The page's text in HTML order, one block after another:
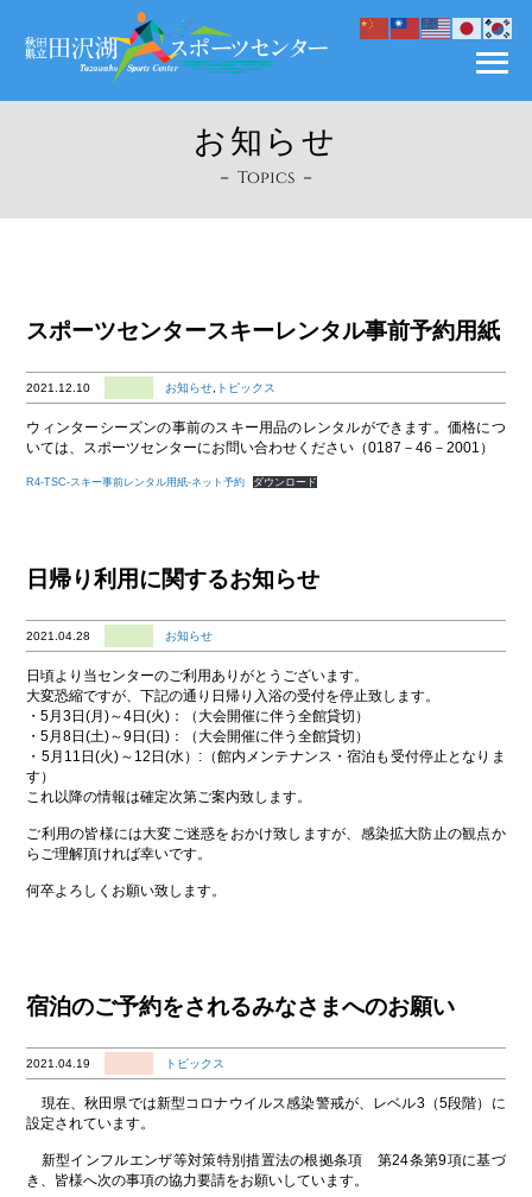
お知らせ
－ Topics －
スポーツセンタースキーレンタル事前予約用紙
2021.12.10 お知らせ, トピックス
ウィンターシーズンの事前のスキー用品のレンタルができます。価格につ
いては、スポーツセンターにお問い合わせください（0187－46－2001）
R4-TSC-スキー事前レンタル用紙-ネット予約 ダウンロード
日帰り利用に関するお知らせ
2021.04.28 お知らせ
日頃より当センターのご利用ありがとうございます。
大変恐縮ですが、下記の通り日帰り入浴の受付を停止致します。
・5月3日(月)～4日(火)：（大会開催に伴う全館貸切）
・5月8日(土)～9日(日)：（大会開催に伴う全館貸切）
・5月11日(火)～12日(水）:（館内メンテナンス・宿泊も受付停止となりま
す）
これ以降の情報は確定次第ご案内致します。
ご利用の皆様には大変ご迷惑をおかけ致しますが、感染拡大防止の観点か
らご理解頂ければ幸いです。
何卒よろしくお願い致します。
宿泊のご予約をされるみなさまへのお願い
2021.04.19 トピックス
現在、秋田県では新型コロナウイルス感染警戒が、レベル3（5段階）に
設定されています。
新型インフルエンザ等対策特別措置法の根拠条項 第24条第9項に基づ
き、皆様へ次の事項の協力要請をお願いしています。